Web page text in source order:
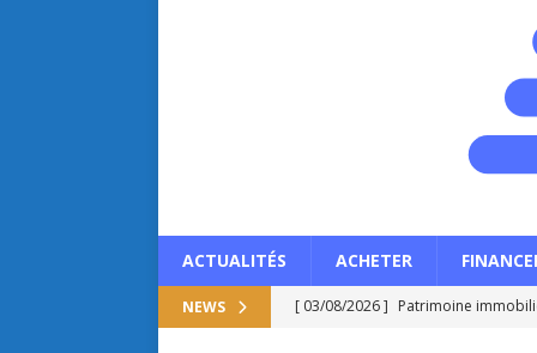
ACTUALITÉS ACHETER
NEWS [ 03/08/2026 ] Patrimoine